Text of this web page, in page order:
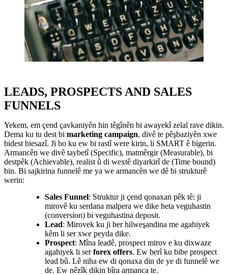
LEADS, PROSPECTS AND SALES
FUNNELS
Yekem, em çend çavkaniyên hin têgînên bi awayekî zelal rave dikin.
Dema ku tu dest bi marketing campaign, divê te pêşbaziyên xwe
bidest biesazî. Ji bo ku ew bi rastî were kirin, li SMART ê bigerin.
Armancên we divê taybetî (Specific), matmêrgir (Measurable), bi
destpêk (Achievable), realist û di wextê diyarkirî de (Time bound)
bin. Bi sajkirina funnelê me ya we armancên we dê bi strukturê
werin:
Sales Funnel: Struktur ji çend qonaxan pêk tê: ji
mirovê ku serdana malpera we dike heta veguhastin
(conversion) bi veguhastina deposit.
Lead: Mirovek ku ji ber hilweşandina me agahiyek
kêm li ser xwe peyda dike.
Prospect: Mîna leadê, prospect mirov e ku dixwaze
agahiyek li serforex offers. Ew berî ku bibe prospect
lead bû. Lê niha ew di qonaxa din de ye di funnelê we
de. Ew nêzîk dikin bîra armanca te.